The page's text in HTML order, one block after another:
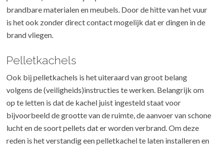
brandbare materialen en meubels. Door de hitte van het vuur
is het ook zonder direct contact mogelijk dat er dingen in de
brand vliegen.
Pelletkachels
Ook bij pelletkachels is het uiteraard van groot belang
volgens de (veiligheids)instructies te werken. Belangrijk om
op te letten is dat de kachel juist ingesteld staat voor
bijvoorbeeld de grootte van de ruimte, de aanvoer van schone
lucht en de soort pellets dat er worden verbrand. Om deze
reden is het verstandig een pelletkachel te laten installeren en